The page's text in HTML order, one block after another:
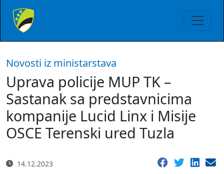
Novosti iz ministarstava
Uprava policije MUP TK –
Sastanak sa predstavnicima
kompanije Lucid Linx i Misije
OSCE Terenski ured Tuzla
14.12.2023